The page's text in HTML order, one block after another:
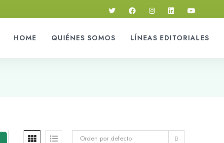
HOME QUIÉNES SOMOS LÍNEAS EDITORIALES
Orden por defecto